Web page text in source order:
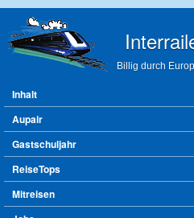
Billig durch
Hauptmenü
Inhalt
Aupair
Gastschuljahr
ReiseTops
Mitreisen